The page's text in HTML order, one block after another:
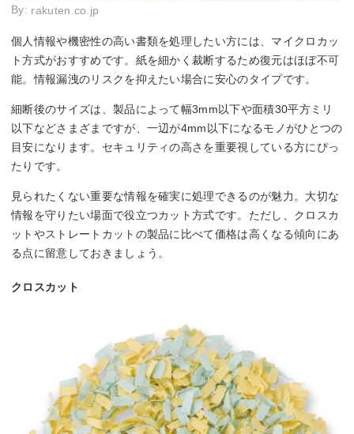
By: rakuten.co.jp
個人情報や機密性の高い書類を処理したい方には、マイクロカッ
ト方式がおすすめです。紙を細かく裁断するため復元はほぼ不可
能。情報漏洩のリスクを抑えたい場合に安心のタイプです。
細断後のサイズは、製品によって幅3mm以下や面積30平方ミリ
以下などさまざまですが、一辺が4mm以下になるモノがひとつの
目安になります。セキュリティの高さを重要視している方にぴっ
たりです。
見られたくない重要な情報を確実に処理できるのが魅力。大切な
情報を守りたい場面で役立つカット方式です。ただし、クロスカ
ットやストレートカットの製品に比べて価格は高くなる傾向にあ
る点に留意しておきましょう。
クロスカット